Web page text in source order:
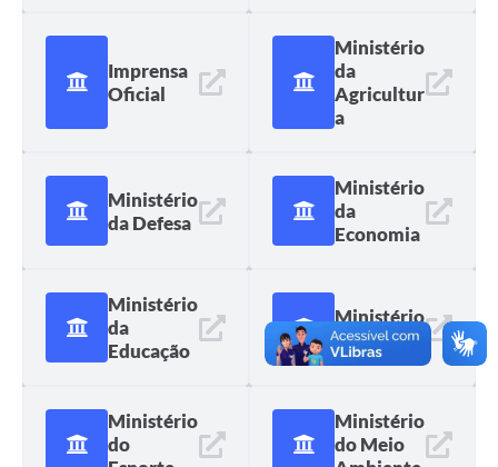
Contato
Imprensa
Oficial
Ministério
da
Agricultur
a
Ministério
da Defesa
Ministério
da
Economia
Ministério
da
Educação
Ministério
da Saúde
Ministério
do
Ministério
do Meio